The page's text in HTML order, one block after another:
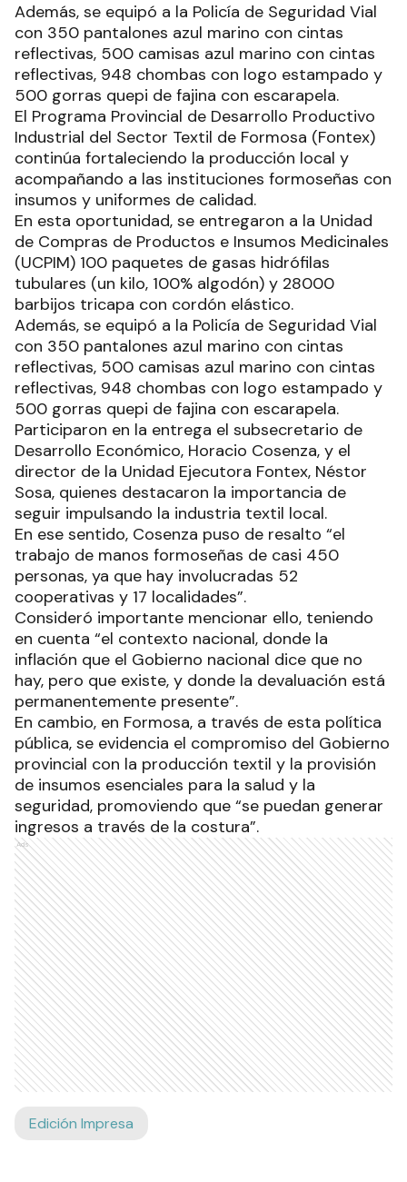
Además, se equipó a la Policía de Seguridad Vial
con 350 pantalones azul marino con cintas
reflectivas, 500 camisas azul marino con cintas
reflectivas, 948 chombas con logo estampado y
500 gorras quepi de fajina con escarapela.
El Programa Provincial de Desarrollo Productivo
Industrial del Sector Textil de Formosa (Fontex)
continúa fortaleciendo la producción local y
acompañando a las instituciones formoseñas con
insumos y uniformes de calidad.
En esta oportunidad, se entregaron a la Unidad
de Compras de Productos e Insumos Medicinales
(UCPIM) 100 paquetes de gasas hidrófilas
tubulares (un kilo, 100% algodón) y 28000
barbijos tricapa con cordón elástico.
Además, se equipó a la Policía de Seguridad Vial
con 350 pantalones azul marino con cintas
reflectivas, 500 camisas azul marino con cintas
reflectivas, 948 chombas con logo estampado y
500 gorras quepi de fajina con escarapela.
Participaron en la entrega el subsecretario de
Desarrollo Económico, Horacio Cosenza, y el
director de la Unidad Ejecutora Fontex, Néstor
Sosa, quienes destacaron la importancia de
seguir impulsando la industria textil local.
En ese sentido, Cosenza puso de resalto “el
trabajo de manos formoseñas de casi 450
personas, ya que hay involucradas 52
cooperativas y 17 localidades”.
Consideró importante mencionar ello, teniendo
en cuenta “el contexto nacional, donde la
inflación que el Gobierno nacional dice que no
hay, pero que existe, y donde la devaluación está
permanentemente presente”.
En cambio, en Formosa, a través de esta política
pública, se evidencia el compromiso del Gobierno
provincial con la producción textil y la provisión
de insumos esenciales para la salud y la
seguridad, promoviendo que “se puedan generar
ingresos a través de la costura”.
Ads
Edición Impresa